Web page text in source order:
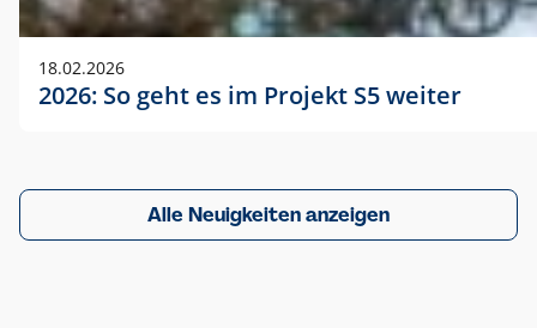
18.02.2026
2026: So geht es im Projekt S5 weiter
Alle Neuigkeiten anzeigen